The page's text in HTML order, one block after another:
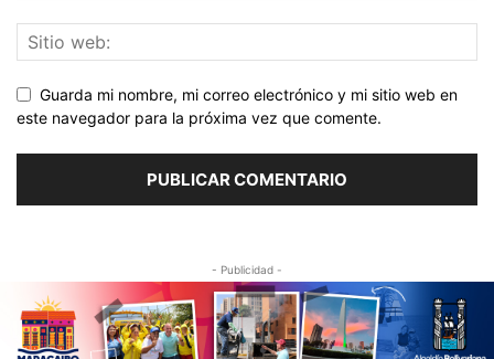
Guarda mi nombre, mi correo electrónico y mi sitio web en
este navegador para la próxima vez que comente.
- Publicidad -